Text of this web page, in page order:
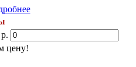
цену!